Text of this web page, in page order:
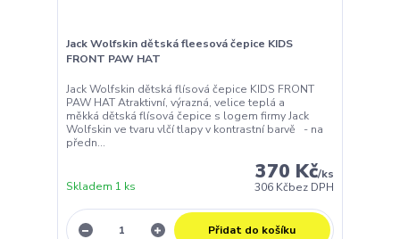
Jack Wolfskin dětská fleesová čepice KIDS
FRONT PAW HAT
Jack Wolfskin dětská flísová čepice KIDS FRONT
PAW HAT Atraktivní, výrazná, velice teplá a
měkká dětská flísová čepice s logem firmy Jack
Wolfskin ve tvaru vlčí tlapy v kontrastní barvě - na
předn...
370 Kč/ks
306 Kčbez DPH
Skladem 1 ks
Přidat do košíku